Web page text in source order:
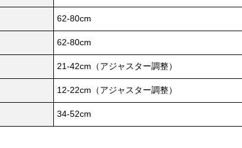
62-80cm
62-80cm
21-42cm（アジャスター調整）
12-22cm（アジャスター調整）
34-52cm